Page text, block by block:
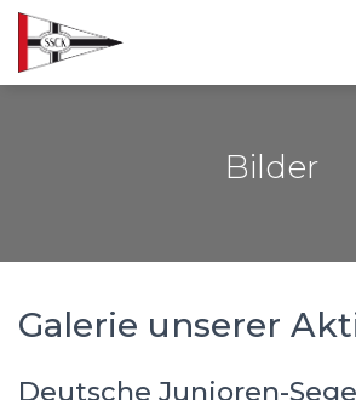
Bilder
Galerie unserer
Deutsche Junioren-